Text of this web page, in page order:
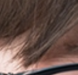
詳しくみる